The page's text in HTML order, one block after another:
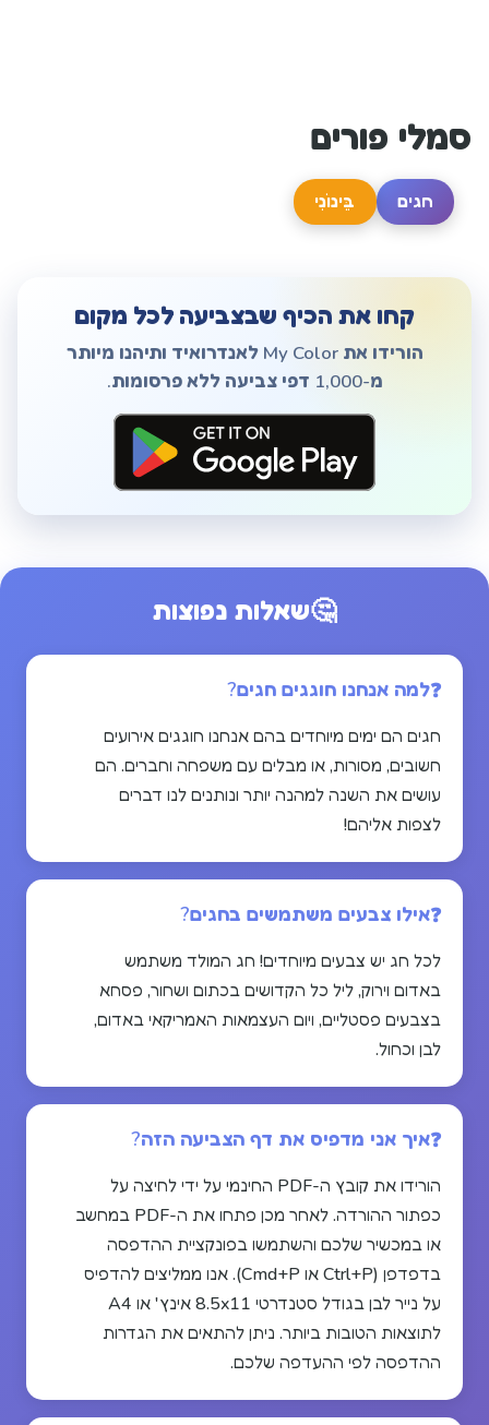
סמלי פורים
חגים בֵּינוֹנִי
קחו את הכיף שבצביעה לכל מקום
הורידו את My Color לאנדרואיד ותיהנו מיותר
מ-1,000 דפי צביעה ללא פרסומות.
🤔שאלות נפוצות
למה אנחנו חוגגים חגים?
חגים הם ימים מיוחדים בהם אנחנו חוגגים אירועים
חשובים, מסורות, או מבלים עם משפחה וחברים. הם
עושים את השנה למהנה יותר ונותנים לנו דברים
לצפות אליהם!
אילו צבעים משתמשים בחגים?
לכל חג יש צבעים מיוחדים! חג המולד משתמש
באדום וירוק, ליל כל הקדושים בכתום ושחור, פסחא
בצבעים פסטליים, ויום העצמאות האמריקאי באדום,
לבן וכחול.
איך אני מדפיס את דף הצביעה הזה?
הורידו את קובץ ה-PDF החינמי על ידי לחיצה על
כפתור ההורדה. לאחר מכן פתחו את ה-PDF במחשב
או במכשיר שלכם והשתמשו בפונקציית ההדפסה
בדפדפן (Ctrl+P או Cmd+P). אנו ממליצים להדפיס
על נייר לבן בגודל סטנדרטי 8.5x11 אינץ' או A4
לתוצאות הטובות ביותר. ניתן להתאים את הגדרות
ההדפסה לפי ההעדפה שלכם.